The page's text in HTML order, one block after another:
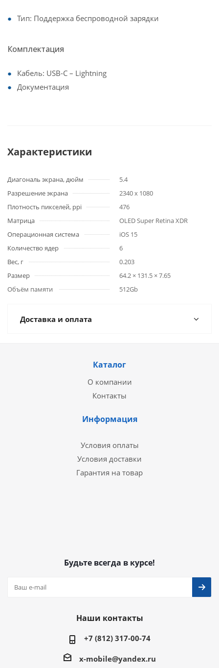
Тип: Поддержка беспроводной зарядки
Комплектация
Кабель: USB-C – Lightning
Документация
Характеристики
Диагональ экрана, дюйм
5.4
Разрешение экрана
2340 x 1080
Плотность пикселей, ppi
476
Матрица
OLED Super Retina XDR
Операционная система
iOS 15
Количество ядер
6
Вес, г
0.203
Размер
64.2 × 131.5 × 7.65
Объём памяти
512Gb
Доставка и оплата
Каталог
О компании
Контакты
Информация
Условия оплаты
Условия доставки
Гарантия на товар
Будьте всегда в курсе!
Наши контакты
+7 (812) 317-00-74
x-mobile@yandex.ru